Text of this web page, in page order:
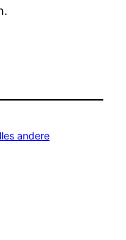
andere